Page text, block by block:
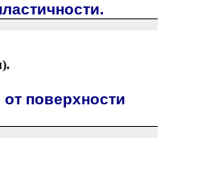
поверхности